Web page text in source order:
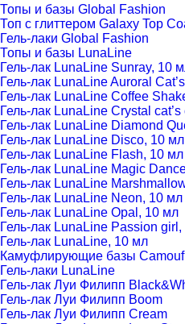
Топы и базы Global Fashion
Топ с глиттером Galaxy Top
Гель-лаки Global Fashion
Топы и базы LunaLine
Гель-лак LunaLine Sunray, 10
Гель-лак LunaLine Auroral
Гель-лак LunaLine Coffee
Гель-лак LunaLine Crystal
Гель-лак LunaLine Diamond
Гель-лак LunaLine Disco, 10 мл
Гель-лак LunaLine Flash, 10 мл
Гель-лак LunaLine Magic
Гель-лак LunaLine
Гель-лак LunaLine Neon, 10 мл
Гель-лак LunaLine Opal, 10 мл
Гель-лак LunaLine Passion
Гель-лак LunaLine, 10 мл
Камуфлирующие базы
Гель-лаки LunaLine
Гель-лак Луи Филипп
Гель-лак Луи Филипп Boom
Гель-лак Луи Филипп Cream